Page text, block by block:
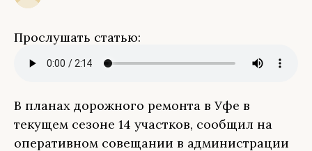
Прослушать статью:
В планах дорожного ремонта в Уфе в
текущем сезоне 14 участков, сообщил на
оперативном совещании в администрации